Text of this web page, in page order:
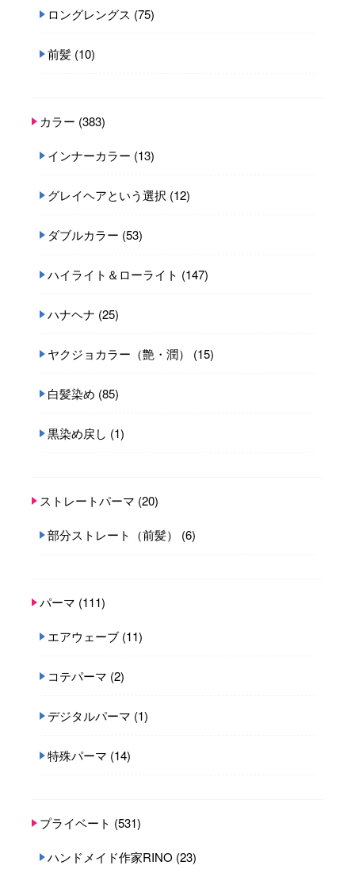
ロングレングス (75)
前髪 (10)
カラー (383)
インナーカラー (13)
グレイヘアという選択 (12)
ダブルカラー (53)
ハイライト＆ローライト (147)
ハナヘナ (25)
ヤクジョカラー（艶・潤） (15)
白髪染め (85)
黒染め戻し (1)
ストレートパーマ (20)
部分ストレート（前髪） (6)
パーマ (111)
エアウェーブ (11)
コテパーマ (2)
デジタルパーマ (1)
特殊パーマ (14)
プライベート (531)
ハンドメイド作家RINO (23)